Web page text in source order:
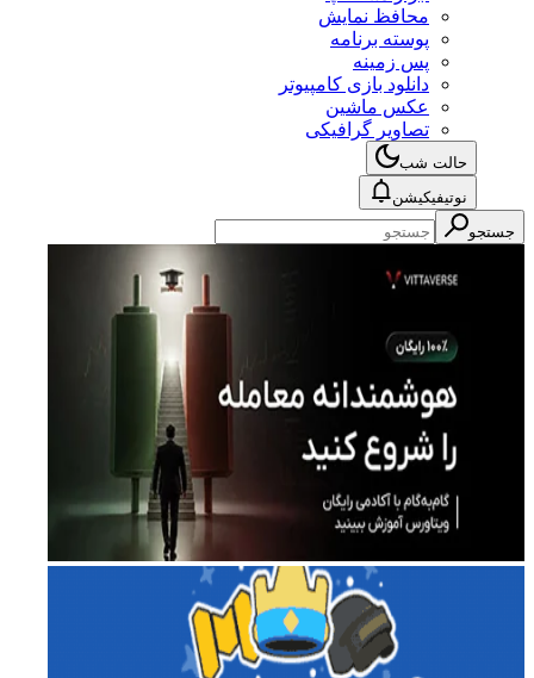
محافظ نمایش
پوسته برنامه
پس زمینه
دانلود بازی کامپیوتر
عکس ماشین
تصاویر گرافیکی
حالت شب
نوتیفیکیشن
جستجو